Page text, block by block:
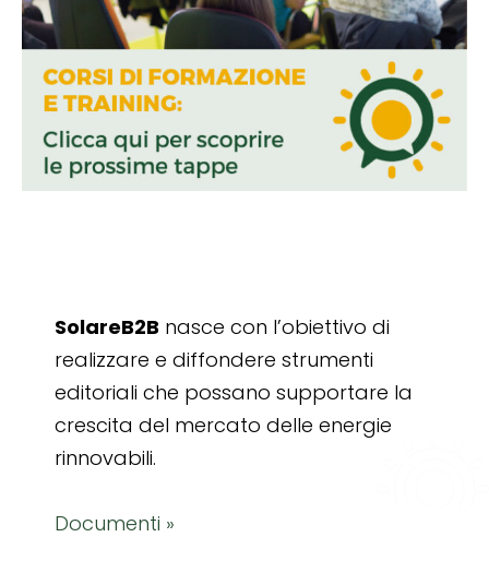
SolareB2B nasce con l’obiettivo di
realizzare e diffondere strumenti
editoriali che possano supportare la
crescita del mercato delle energie
rinnovabili.
Documenti »